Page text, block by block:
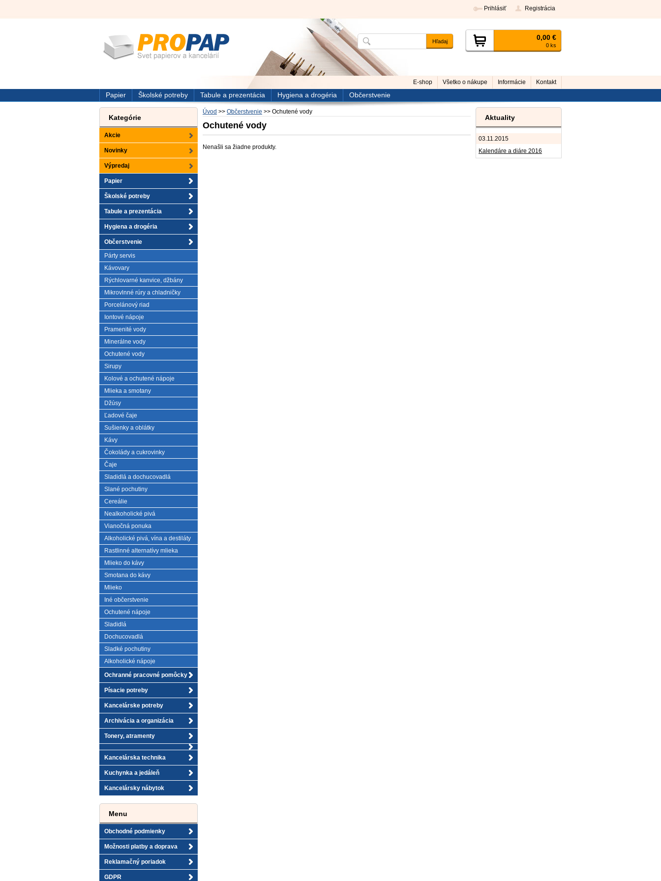
Prihlásiť Registrácia
0,00 €
0 ks
Úvod >> Občerstvenie >> Ochutené vody
Ochutené vody
Nenašli sa žiadne produkty.
Kategórie
Akcie
Novinky
Výpredaj
Papier
Školské potreby
Tabule a prezentácia
Hygiena a drogéria
Občerstvenie
Párty servis
Kávovary
Rýchlovarné kanvice, džbány
Mikrovlnné rúry a chladničky
Porcelánový riad
Iontové nápoje
Pramenité vody
Minerálne vody
Ochutené vody
Sirupy
Kolové a ochutené nápoje
Mlieka a smotany
Džúsy
Ľadové čaje
Sušienky a oblátky
Kávy
Čokolády a cukrovinky
Čaje
Sladidlá a dochucovadlá
Slané pochutiny
Cereálie
Nealkoholické pivá
Vianočná ponuka
Alkoholické pivá, vína a destiláty
Rastlinné alternatívy mlieka
Mlieko do kávy
Smotana do kávy
Mlieko
Iné občerstvenie
Ochutené nápoje
Sladidlá
Dochucovadlá
Sladké pochutiny
Alkoholické nápoje
Ochranné pracovné pomôcky
Písacie potreby
Kancelárske potreby
Archivácia a organizácia
Tonery, atramenty
Kancelárska technika
Kuchynka a jedáleň
Kancelársky nábytok
Menu
Obchodné podmienky
Možnosti platby a doprava
Reklamačný poriadok
GDPR
Aktuality
03.11.2015
Kalendáre a diáre 2016
Papier Školské potreby Tabule a prezentácia Hygiena a drogéria Občerstvenie
E-shop Všetko o nákupe Informácie Kontakt